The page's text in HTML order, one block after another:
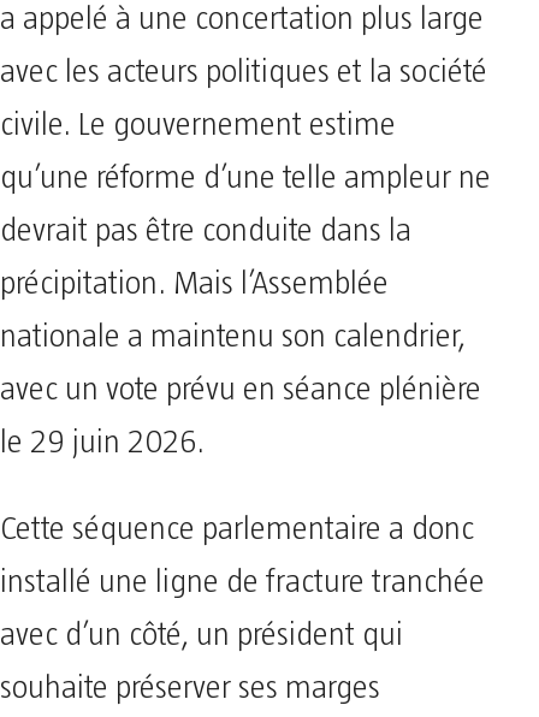
a appelé à une concertation plus large
avec les acteurs politiques et la société
civile. Le gouvernement estime
qu’une réforme d’une telle ampleur ne
devrait pas être conduite dans la
précipitation. Mais l’Assemblée
nationale a maintenu son calendrier,
avec un vote prévu en séance plénière
le 29 juin 2026.
Cette séquence parlementaire a donc
installé une ligne de fracture tranchée
avec d’un côté, un président qui
souhaite préserver ses marges